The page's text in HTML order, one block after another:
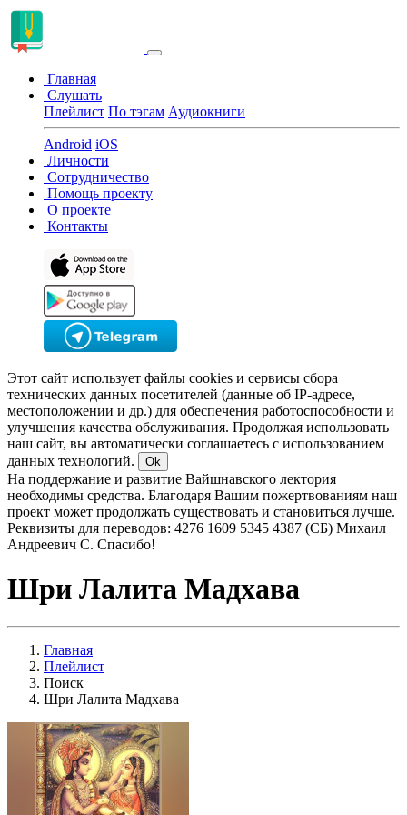
Главная
Слушать
Плейлист По тэгам Аудиокниги
Android iOS
Личности
Сотрудничество
Помощь проекту
О проекте
Контакты
Этот сайт использует файлы cookies и сервисы сбора
технических данных посетителей (данные об IP-адресе,
местоположении и др.) для обеспечения работоспособности и
улучшения качества обслуживания. Продолжая использовать
наш сайт, вы автоматически соглашаетесь с использованием
данных технологий.
Ok
На поддержание и развитие Вайшнавского лектория
необходимы средства. Благодаря Вашим пожертвованиям наш
проект может продолжать существовать и становиться лучше.
Реквизиты для переводов: 4276 1609 5345 4387 (СБ) Михаил
Андреевич С. Спасибо!
Шри Лалита Мадхава
Главная
Плейлист
Поиск
Шри Лалита Мадхава